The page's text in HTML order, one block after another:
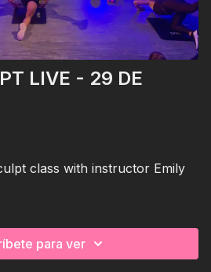
LIVE - 29 DE
class with instructor Emily
para ver